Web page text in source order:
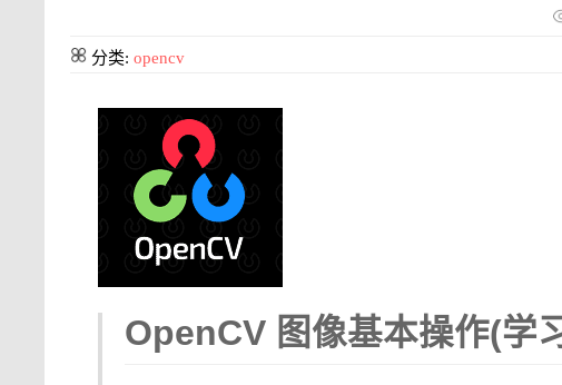
分类: opencv
OpenCV 图像基本操作(学